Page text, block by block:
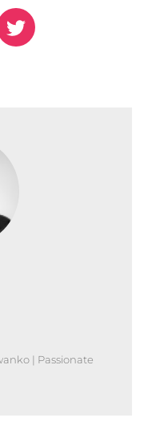
| Passionate